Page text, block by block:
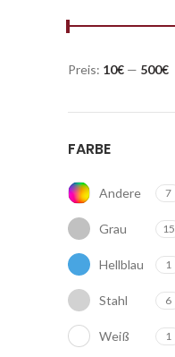
Preis: 10€ — 500€
FARBE
Andere 7
Grau 15
Hellblau 1
Stahl 6
Weiß 1